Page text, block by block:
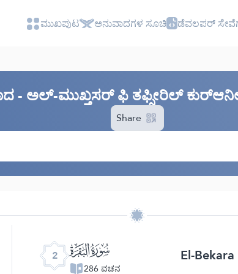
ಮುಖಪುಟ ಅನುವಾದಗಳ ಸೂಚಿ ಡೆವಲಪರ್
- ಅಲ್-ಮುಖ್ತಸರ್ ಫಿ ತಫ್ಸೀರಿಲ್
Share
2 ﮎ
286 ವಚನ
El-Bekara